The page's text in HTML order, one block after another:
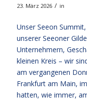
23. März 2026 / in
Unser Seeon
unserer Seeoner
Unternehmern,
kleinen Kreis – wir
am vergangenen
Frankfurt am Main,
hatten, wie immer,